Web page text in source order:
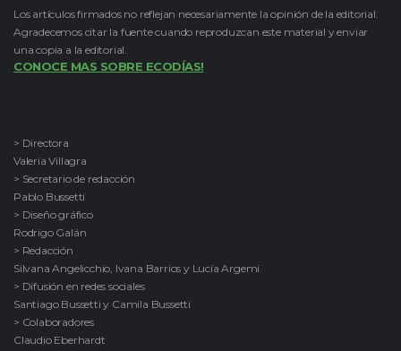
Los artículos firmados no reflejan necesariamente la opinión de la editorial.
Agradecemos citar la fuente cuando reproduzcan este material y enviar
una copia a la editorial.
CONOCE MAS SOBRE ECODÍAS!
> Directora
Valeria Villagra
> Secretario de redacción
Pablo Bussetti
> Diseño gráfico
Rodrigo Galán
> Redacción
Silvana Angelicchio, Ivana Barrios y Lucía Argemi
> Difusión en redes sociales
Santiago Bussetti y Camila Bussetti
> Colaboradores
Claudio Eberhardt